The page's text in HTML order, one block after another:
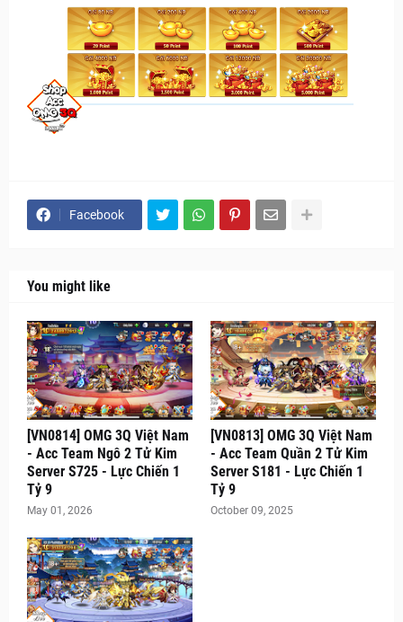
Facebook
You might like
[VN0814] OMG 3Q Việt Nam
- Acc Team Ngô 2 Tử Kim
Server S725 - Lực Chiến 1
Tỷ 9
May 01, 2026
[VN0813] OMG 3Q Việt Nam
- Acc Team Quần 2 Tử Kim
Server S181 - Lực Chiến 1
Tỷ 9
October 09, 2025